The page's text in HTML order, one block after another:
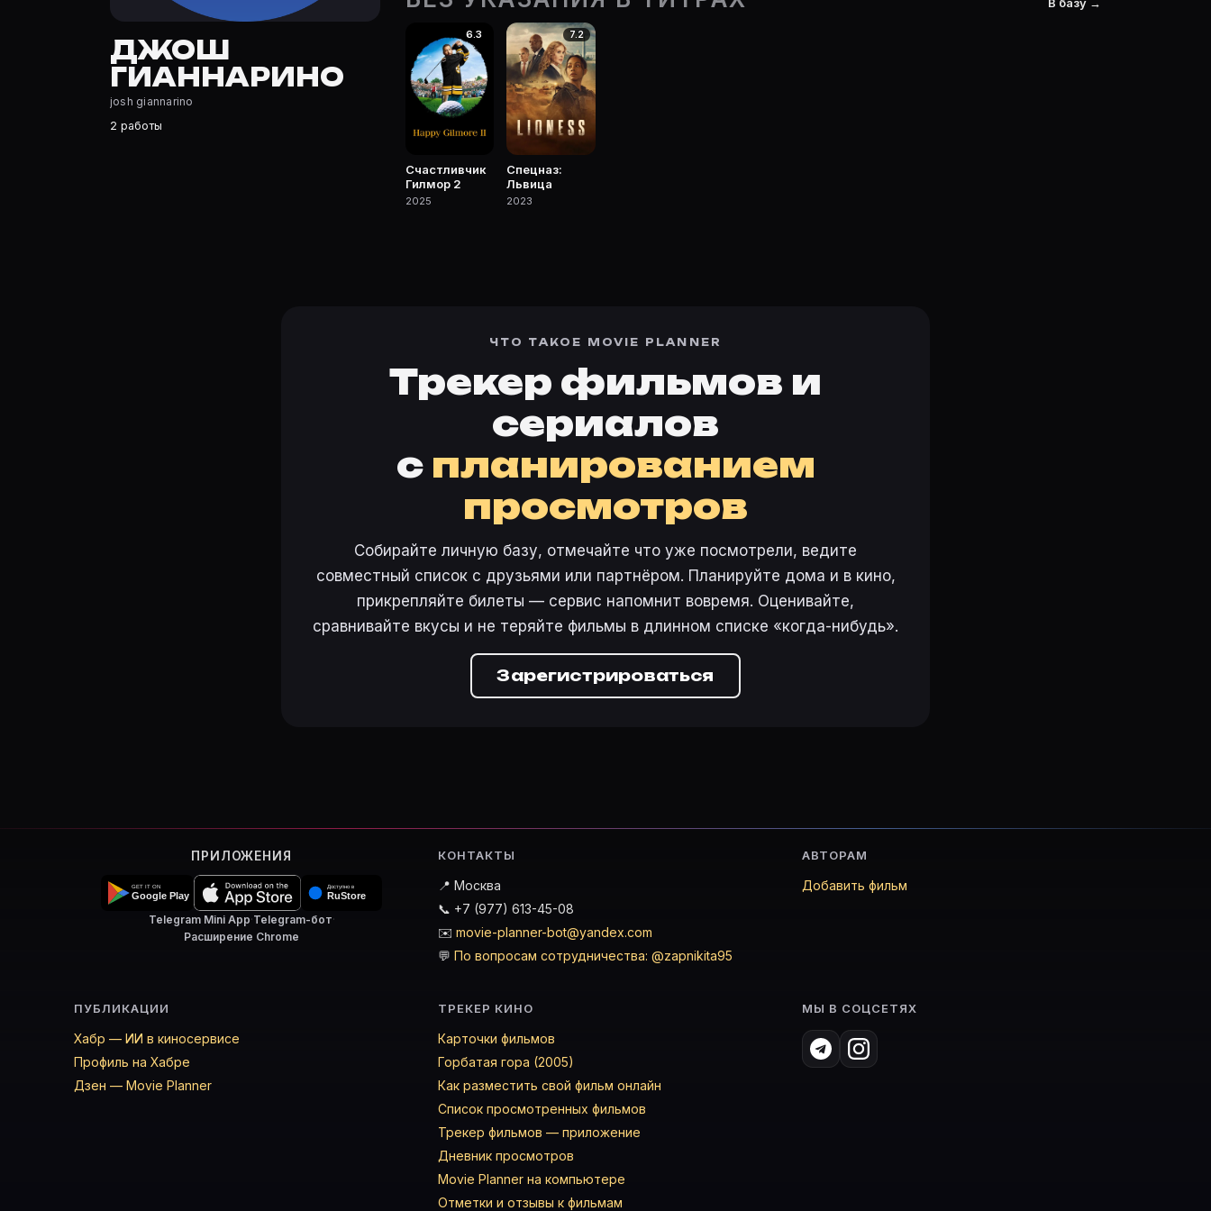
Джош Гианнарино — актёр. Биография и роли на карточке Movie Planner.
Где открыть фильмографию Джош Гианнарино?
На Movie Planner: https://movie-planner.ru/s/7150509 — фильмы, сериалы, роли и фото.
ДЖОШ
ГИАННАРИНО
josh giannarino
2 работы
6.3
Счастливчик
Гилмор 2
2025
7.2
Спецназ:
Львица
2023
ЧТО ТАКОЕ MOVIE PLANNER
Трекер фильмов и
сериалов
с планированием
просмотров
Собирайте личную базу, отмечайте что уже посмотрели, ведите
совместный список с друзьями или партнёром. Планируйте дома и в кино,
прикрепляйте билеты — сервис напомнит вовремя. Оценивайте,
сравнивайте вкусы и не теряйте фильмы в длинном списке «когда-нибудь».
Зарегистрироваться
ПРИЛОЖЕНИЯ
Telegram Mini App·Telegram-бот·
Расширение Chrome
КОНТАКТЫ
📍 Москва
📞 +7 (977) 613-45-08
✉️ movie-planner-bot@yandex.com
💬 По вопросам сотрудничества: @zapnikita95
АВТОРАМ
Добавить фильм
ПУБЛИКАЦИИ
Хабр — ИИ в киносервисе
Профиль на Хабре
Дзен — Movie Planner
ТРЕКЕР КИНО
Карточки фильмов
Горбатая гора (2005)
Как разместить свой фильм онлайн
Список просмотренных фильмов
Трекер фильмов — приложение
Дневник просмотров
Movie Planner на компьютере
Отметки и отзывы к фильмам
МЫ В СОЦСЕТЯХ